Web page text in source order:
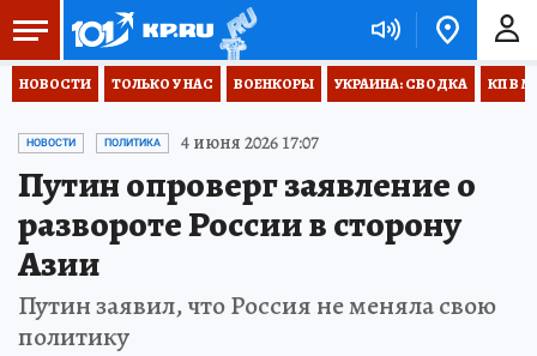
НОВОСТИ ТОЛЬКО У НАС ВОЕНКОРЫ УКРАИНА: СВОДКА КП В
НОВОСТИ ПОЛИТИКА 4 июня 2026 17:07
Путин опроверг заявление о
развороте России в сторону
Азии
Путин заявил, что Россия не меняла свою
политику